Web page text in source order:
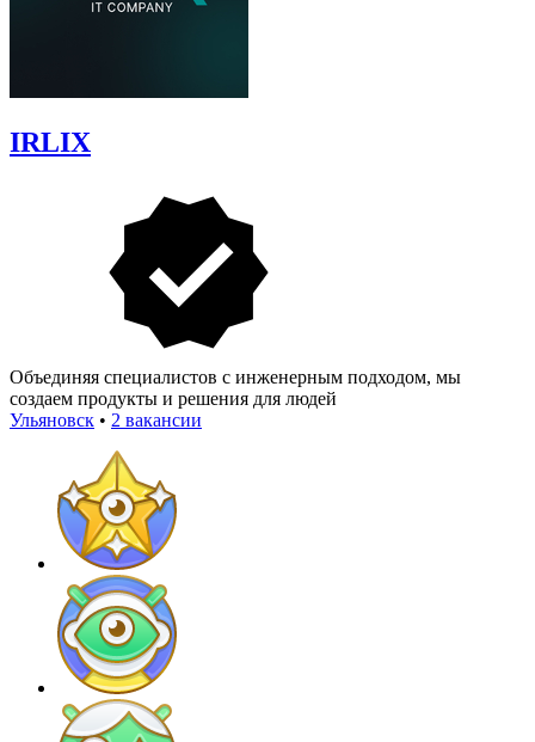
IRLIX
Объединяя специалистов с инженерным подходом, мы
создаем продукты и решения для людей
Ульяновск • 2 вакансии